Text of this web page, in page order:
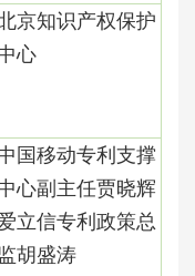
京知识产权保护
心
国移动专利支撑
心副主任贾晓辉
立信专利政策总
监胡盛涛